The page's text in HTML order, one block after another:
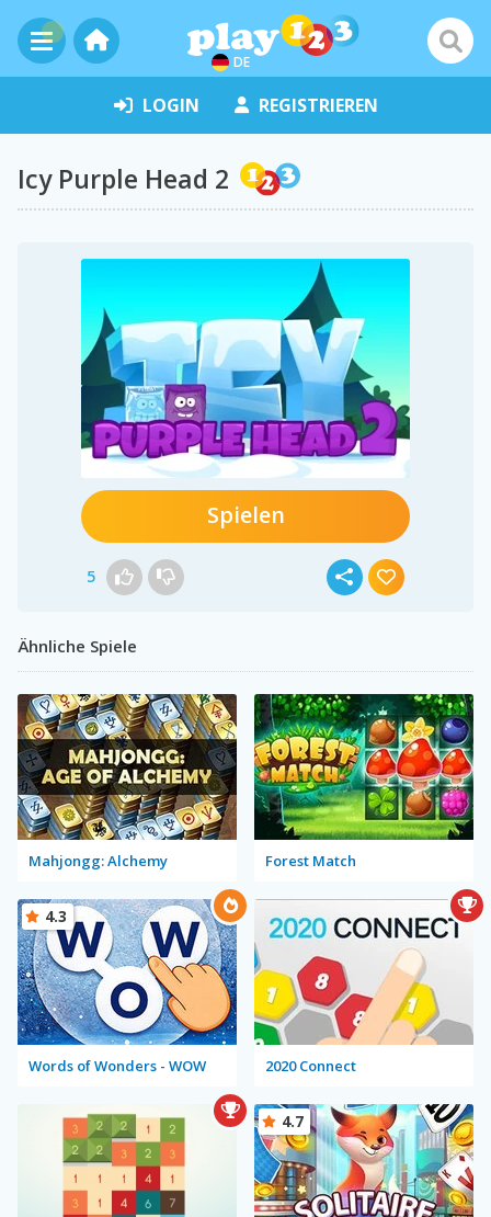
DE
LOGIN REGISTRIEREN
Icy Purple Head 2
Spielen
5
Ähnliche Spiele
Mahjongg: Alchemy Forest Match
Words of Wonders - WOW
4.3
2020 Connect
4.7